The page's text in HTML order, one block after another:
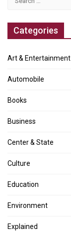
Categories
Art & Entertainment
Automobile
Books
Business
Center & State
Culture
Education
Environment
Explained